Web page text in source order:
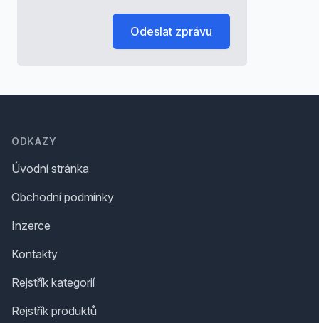
Odeslat zprávu
ODKAZY
Úvodní stránka
Obchodní podmínky
Inzerce
Kontakty
Rejstřík kategorií
Rejstřík produktů